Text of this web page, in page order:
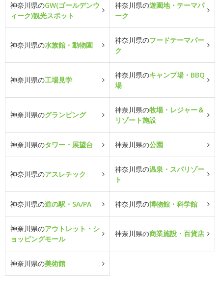
神奈川県のGW(ゴールデンウ
ィーク)観光スポット
神奈川県の遊園地・テーマパ
ーク
神奈川県の水族館・動物園
神奈川県のフードテーマパー
ク
神奈川県の工場見学
神奈川県のキャンプ場・BBQ
場
神奈川県のグランピング
神奈川県の牧場・レジャー＆
リゾート施設
神奈川県のタワー・展望台 神奈川県の公園
神奈川県のアスレチック
神奈川県の温泉・スパリゾー
ト
神奈川県の道の駅・SA/PA 神奈川県の博物館・科学館
神奈川県のアウトレット・シ
ョッピングモール
神奈川県の商業施設・百貨店
神奈川県の美術館